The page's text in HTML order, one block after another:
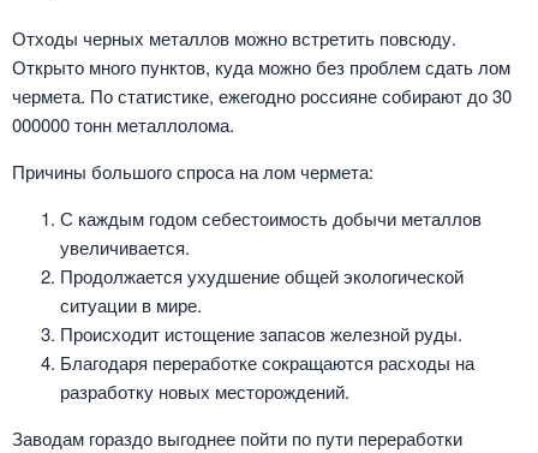
Отходы черных металлов можно встретить повсюду.
Открыто много пунктов, куда можно без проблем сдать лом
чермета. По статистике, ежегодно россияне собирают до 30
000000 тонн металлолома.
Причины большого спроса на лом чермета:
С каждым годом себестоимость добычи металлов
увеличивается.
Продолжается ухудшение общей экологической
ситуации в мире.
Происходит истощение запасов железной руды.
Благодаря переработке сокращаются расходы на
разработку новых месторождений.
Заводам гораздо выгоднее пойти по пути переработки